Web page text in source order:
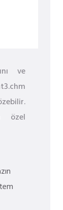
ve
özel